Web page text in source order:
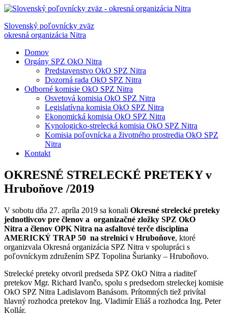
Slovenský poľovnícky zväz
okresná organizácia Nitra
Domov
Orgány SPZ OkO Nitra
Predstavenstvo OkO SPZ Nitra
Dozorná rada OkO SPZ Nitra
Odborné komisie OkO SPZ Nitra
Osvetová komisia OkO SPZ Nitra
Legislatívna komisia OkO SPZ Nitra
Ekonomická komisia OkO SPZ Nitra
Kynologicko-strelecká komisia OkO SPZ Nitra
Komisia poľovnícka a životného prostredia OkO SPZ
Nitra
Kontakt
OKRESNÉ STRELECKÉ PRETEKY v
Hruboňove /2019
V sobotu dňa 27. apríla 2019 sa konali Okresné strelecké preteky
jednotlivcov pre členov a organizačné zložky SPZ OkO
Nitra a členov OPK Nitra na asfaltové terče disciplína
AMERICKÝ TRAP 50 na strelnici v Hruboňove, ktoré
organizvala Okresná organizácia SPZ Nitra v spolupráci s
poľovníckym združením SPZ Topolina Šurianky – Hruboňovo.
Strelecké preteky otvoril predseda SPZ OkO Nitra a riaditeľ
pretekov Mgr. Richard Ivančo, spolu s predsedom streleckej komisie
OkO SPZ Nitra Ladislavom Banásom. Prítomných tiež privítal
hlavný rozhodca pretekov Ing. Vladimír Eliáš a rozhodca Ing. Peter
Kollár.